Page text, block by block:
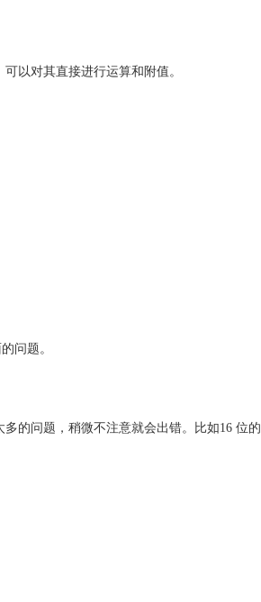
可以对其直接进行运算和附值。
问题。
的问题，稍微不注意就会出错。比如16 位的